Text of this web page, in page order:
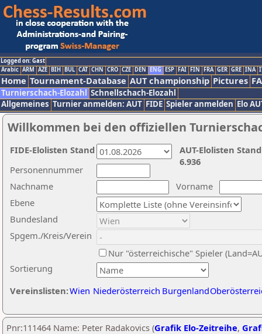
Logged on: Gast
Arabic ARM AZE BIH BUL CAT CHN CRO CZE DEN ENG ESP FAI FIN FRA GER GRE INA
Home Tournament-Database AUT championship Pictures
Turnierschach-Elozahl Schnellschach-Elozahl
Allgemeines Turnier anmelden: AUT FIDE Spieler anmelden Elo
Willkommen bei den offiziellen
Nachname
Vorname
Ebene
Sortierung
Personennummer
Bundesland
Spgem./Kreis/Verein
Nur "österreichische" Spieler
Vereinslisten:Wien Niederösterreich Burgenland
AUT-Elolisten
6.936
FIDE-Elolisten Stand
Pnr:111464 Name: Peter Radakovics (Grafik Elo-Zeitreihe,